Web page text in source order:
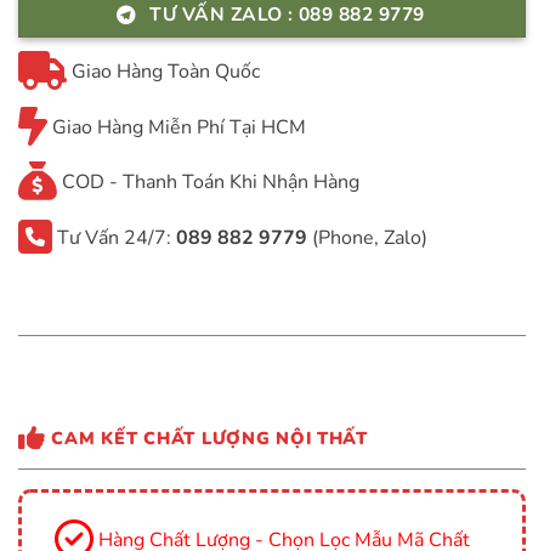
TƯ VẤN ZALO : 089 882 9779
Giao Hàng Toàn Quốc
Giao Hàng Miễn Phí Tại HCM
COD - Thanh Toán Khi Nhận Hàng
Tư Vấn 24/7: 089 882 9779 (Phone, Zalo)
CAM KẾT CHẤT LƯỢNG NỘI THẤT
Hàng Chất Lượng - Chọn Lọc Mẫu Mã Chất